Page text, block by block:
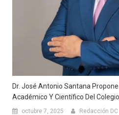
Dr. José Antonio Santana
Académico Y Científico Del
octubre 7, 2025 Redacción DC